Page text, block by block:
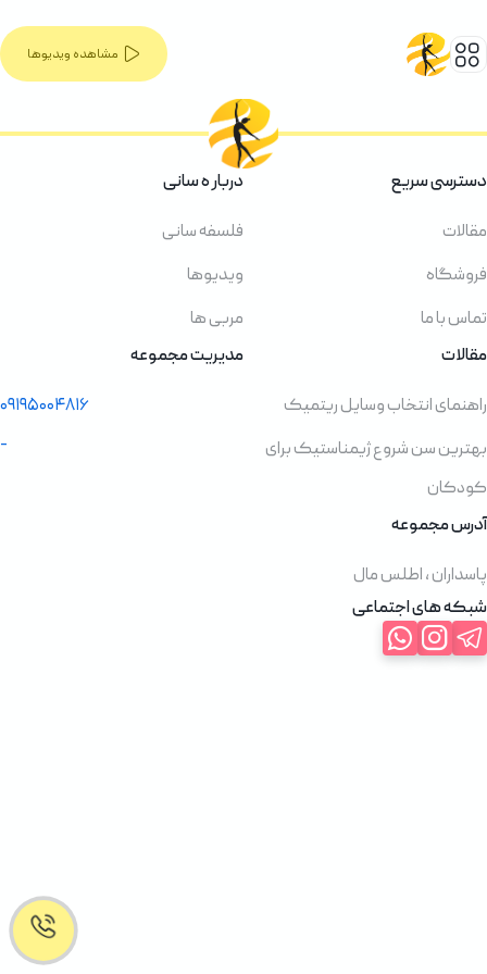
مشاهده ویدیوها
دسترسی سریع
مقالات
فروشگاه
تماس با ما
دربار ه سانی
فلسفه سانی
ویدیوها
مربی ها
مقالات
راهنمای انتخاب وسایل ریتمیک
بهترین سن شروع ژیمناستیک برای
کودکان
مدیریت مجموعه
۰۹۱۹۵۰۰۴۸۱۶
-
آدرس مجموعه
پاسداران ، اطلس مال
شبکه های اجتماعی